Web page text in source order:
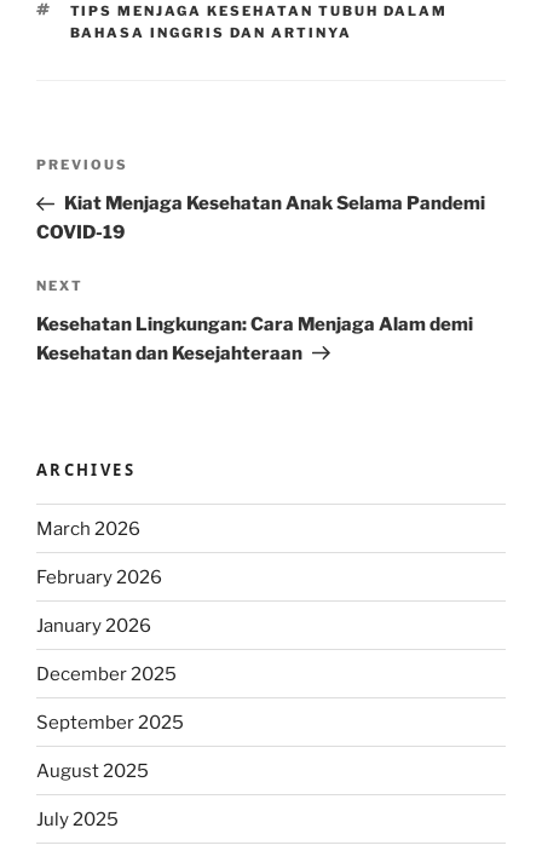
TAGS
TIPS MENJAGA KESEHATAN TUBUH DALAM
BAHASA INGGRIS DAN ARTINYA
Previous
Post
PREVIOUS
Kiat Menjaga Kesehatan Anak Selama Pandemi
COVID-19
Next
Post
NEXT
Kesehatan Lingkungan: Cara Menjaga Alam demi
Kesehatan dan Kesejahteraan
ARCHIVES
March 2026
February 2026
January 2026
December 2025
September 2025
August 2025
July 2025